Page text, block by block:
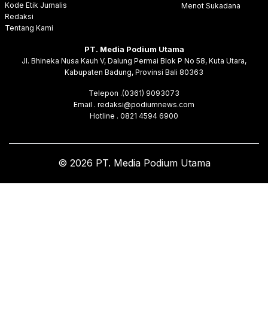
Kode Etik Jurnalis
Redaksi
Tentang Kami
Menot Sukadana
PT. Media Podium Utama
Jl. Bhineka Nusa Kauh V, Dalung Permai Blok P No 58, Kuta Utara,
Kabupaten Badung, Provinsi Bali 80363
Telepon .(0361) 9093073
Email . redaksi@podiumnews.com
Hotline . 0821 4594 6900
© 2026 PT. Media Podium Utama